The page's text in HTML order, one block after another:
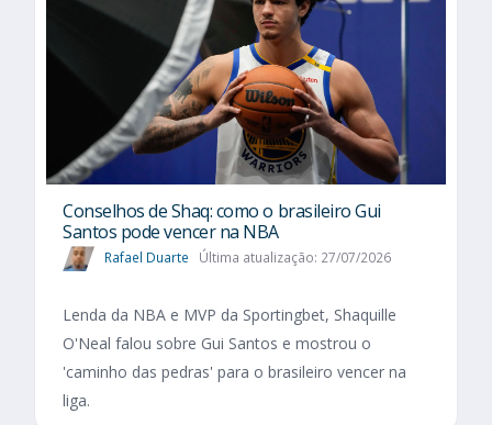
Conselhos de Shaq: como o brasileiro Gui
Santos pode vencer na NBA
Rafael Duarte Última atualização: 27/07/2026
Lenda da NBA e MVP da Sportingbet, Shaquille
O'Neal falou sobre Gui Santos e mostrou o
'caminho das pedras' para o brasileiro vencer na
liga.